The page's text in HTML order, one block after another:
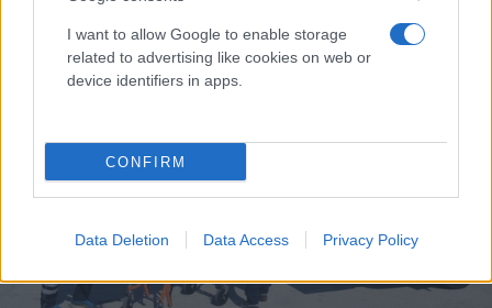
I want to allow Google to enable storage
related to advertising like cookies on web or
device identifiers in apps.
CONFIRM
Data Deletion Data Access Privacy Policy